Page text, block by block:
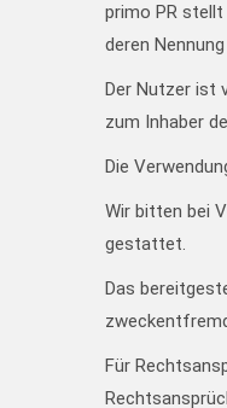
primo PR
deren
Der Nutzer ist
zum Inhaber
Die
Wir bitten bei
gestattet.
Das
Für